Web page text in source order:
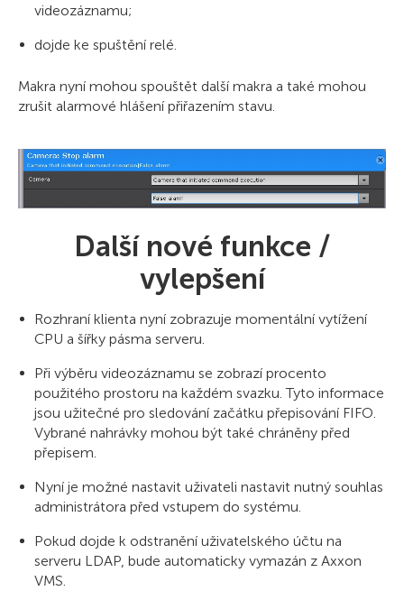
videozáznamu;
dojde ke spuštění relé.
Makra nyní mohou spouštět další makra a také mohou
zrušit alarmové hlášení přiřazením stavu.
Další nové funkce /
vylepšení
Rozhraní klienta nyní zobrazuje momentální vytížení
CPU a šířky pásma serveru.
Při výběru videozáznamu se zobrazí procento
použitého prostoru na každém svazku. Tyto informace
jsou užitečné pro sledování začátku přepisování FIFO.
Vybrané nahrávky mohou být také chráněny před
přepisem.
Nyní je možné nastavit uživateli nastavit nutný souhlas
administrátora před vstupem do systému.
Pokud dojde k odstranění uživatelského účtu na
serveru LDAP, bude automaticky vymazán z Axxon
VMS.